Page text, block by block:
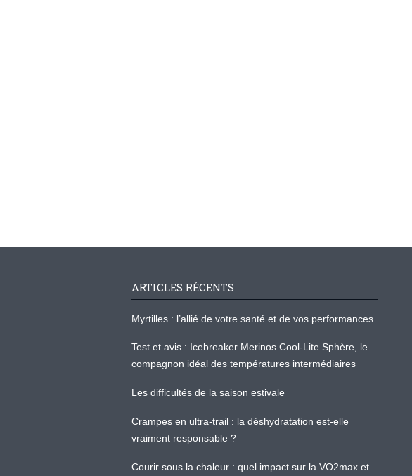
ARTICLES RÉCENTS
Myrtilles : l’allié de votre santé et de vos performances
Test et avis : Icebreaker Merinos Cool-Lite Sphère, le
compagnon idéal des températures intermédiaires
Les difficultés de la saison estivale
Crampes en ultra-trail : la déshydratation est-elle
vraiment responsable ?
Courir sous la chaleur : quel impact sur la VO2max et